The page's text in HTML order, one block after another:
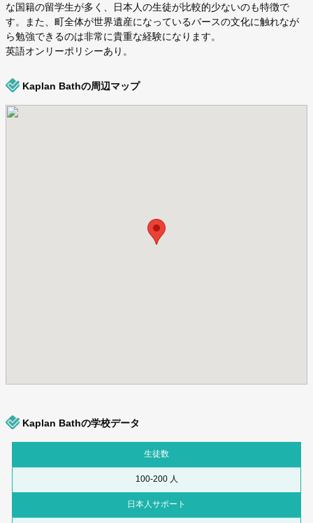
な国籍の留学生が多く、日本人の生徒が比較的少ないのも特徴で
す。また、町全体が世界遺産になっているバースの文化に触れなが
ら勉強できるのは非常に貴重な経験になります。
英語オンリーポリシーあり。
Kaplan Bathの周辺マップ
Kaplan Bathの学校データ
生徒数
100-200 人
日本人サポート